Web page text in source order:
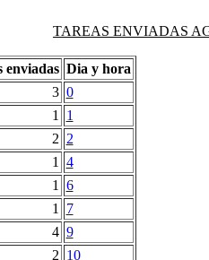
TAREAS ENVIADAS
enviadas Dia y hora
3 0
1
1
2 2
1
4
1
6
1
7
4 9
2 10